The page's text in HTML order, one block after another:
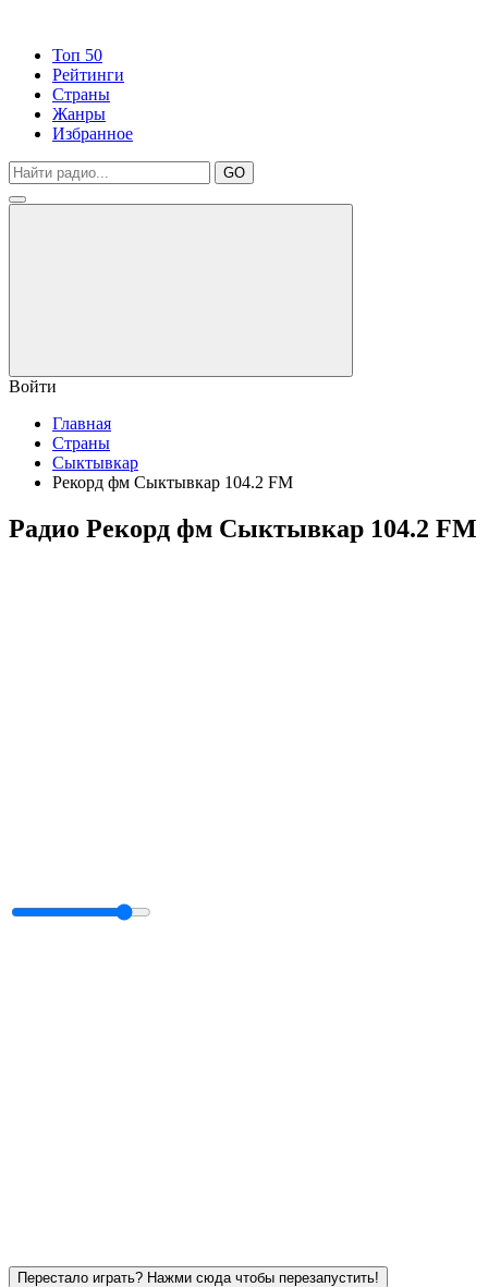
Топ 50
Рейтинги
Страны
Жанры
Избранное
GO
Войти
Главная
Страны
Сыктывкар
Рекорд фм Сыктывкар 104.2 FM
Радио Рекорд фм Сыктывкар 104.2 FM
Перестало играть? Нажми сюда чтобы перезапустить!